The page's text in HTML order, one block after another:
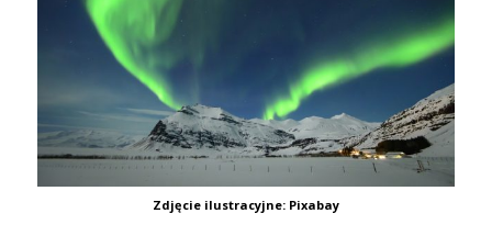
Zdjęcie ilustracyjne: Pixabay